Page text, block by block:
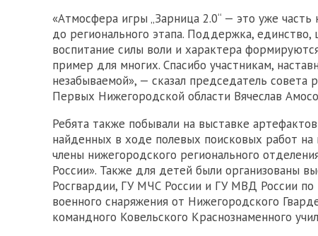
«Атмосфера игры „Зарница 2.0“ — это уже
до регионального этапа. Поддержка, единство,
воспитание силы воли и характера
пример для многих. Спасибо участникам,
незабываемой», — сказал председатель совета
Первых Нижегородской области Вячеслав
Ребята также побывали на выставке
найденных в ходе полевых поисковых работ
члены нижегородского регионального
России». Также для детей были организованы
Росгвардии, ГУ МЧС России и ГУ МВД России
военного снаряжения от Нижегородского
командного Ковельского Краснознаменного